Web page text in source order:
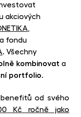
akciových
a fondu
. Všechny
kombinovat a
portfolio.
od svého
Kč ročně jako